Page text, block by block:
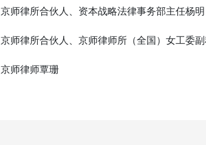
京师律所合伙人、资本战略法律事务部主任杨明
京师律所合伙人、京师律师所（全国）女工委
京师律师覃珊